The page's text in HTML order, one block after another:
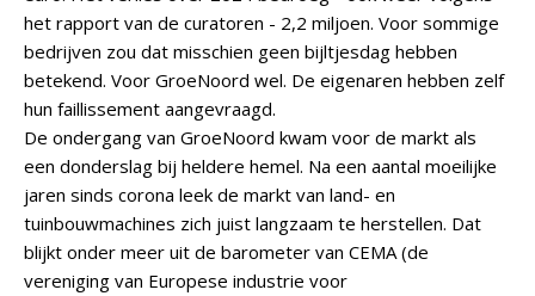
het rapport van de curatoren - 2,2 miljoen. Voor sommige
bedrijven zou dat misschien geen bijltjesdag hebben
betekend. Voor GroeNoord wel. De eigenaren hebben zelf
hun faillissement aangevraagd.
De ondergang van GroeNoord kwam voor de markt als
een donderslag bij heldere hemel. Na een aantal moeilijke
jaren sinds corona leek de markt van land- en
tuinbouwmachines zich juist langzaam te herstellen. Dat
blijkt onder meer uit de barometer van CEMA (de
vereniging van Europese industrie voor